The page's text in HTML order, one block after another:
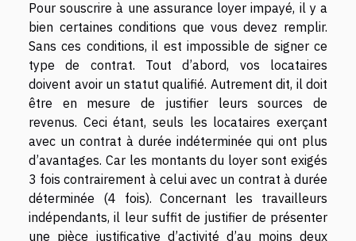
Pour souscrire à une assurance loyer impayé, il y a
bien certaines conditions que vous devez remplir.
Sans ces conditions, il est impossible de signer ce
type de contrat. Tout d’abord, vos locataires
doivent avoir un statut qualifié. Autrement dit, il doit
être en mesure de justifier leurs sources de
revenus. Ceci étant, seuls les locataires exerçant
avec un contrat à durée indéterminée qui ont plus
d’avantages. Car les montants du loyer sont exigés
3 fois contrairement à celui avec un contrat à durée
déterminée (4 fois). Concernant les travailleurs
indépendants, il leur suffit de justifier de présenter
une pièce justificative d’activité d’au moins deux